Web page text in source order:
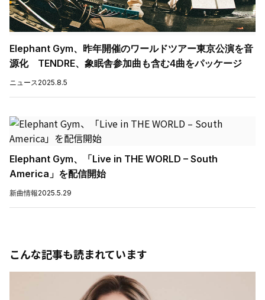
Elephant Gym、昨年開催のワールドツアー東京公演を音
源化 TENDRE、象眠舎参加曲も含む4曲をパッケージ
ニュース 2025.8.5
Elephant Gym、「Live in THE WORLD – South
America」を配信開始
新曲情報2025.5.29
こんな記事も読まれています